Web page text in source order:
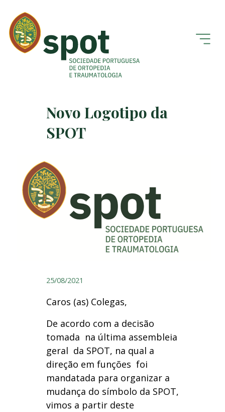
Novo Logotipo da
SPOT
25/08/2021
Caros (as) Colegas,
De acordo com a decisão
tomada na última assembleia
geral da SPOT, na qual a
direção em funções foi
mandatada para organizar a
mudança do símbolo da SPOT,
vimos a partir deste